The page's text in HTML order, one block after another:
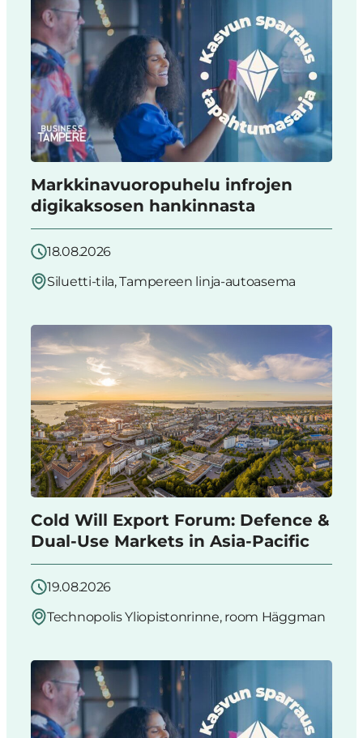
Markkinavuoropuhelu infrojen
digikaksosen hankinnasta
18.08.2026
Siluetti-tila, Tampereen linja-autoasema
Cold Will Export Forum: Defence &
Dual-Use Markets in Asia-Pacific
19.08.2026
Technopolis Yliopistonrinne, room Häggman